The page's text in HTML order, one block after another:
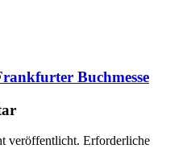
Buchmesse
veröffentlicht. Erforderliche